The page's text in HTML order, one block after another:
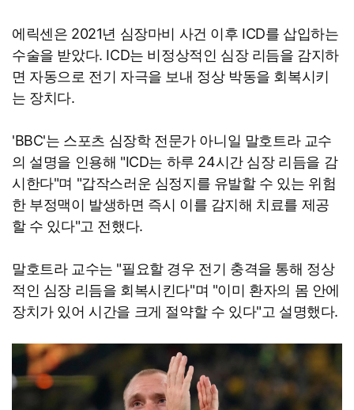
에릭센은 2021년 심장마비 사건 이후 ICD를 삽입하는
수술을 받았다. ICD는 비정상적인 심장 리듬을 감지하
면 자동으로 전기 자극을 보내 정상 박동을 회복시키
는 장치다.
'BBC'는 스포츠 심장학 전문가 아니일 말호트라 교수
의 설명을 인용해 "ICD는 하루 24시간 심장 리듬을 감
시한다"며 "갑작스러운 심정지를 유발할 수 있는 위험
한 부정맥이 발생하면 즉시 이를 감지해 치료를 제공
할 수 있다"고 전했다.
말호트라 교수는 "필요할 경우 전기 충격을 통해 정상
적인 심장 리듬을 회복시킨다"며 "이미 환자의 몸 안에
장치가 있어 시간을 크게 절약할 수 있다"고 설명했다.